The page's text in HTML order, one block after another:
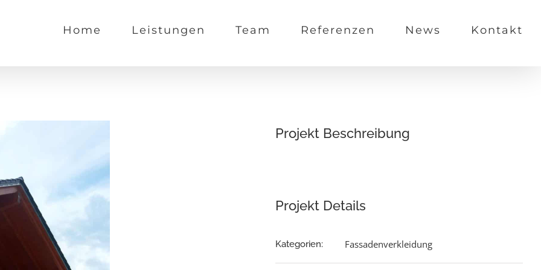
Home Leistungen Team Referenzen News Kontakt
Projekt Beschreibung
Projekt Details
Kategorien: Fassadenverkleidung